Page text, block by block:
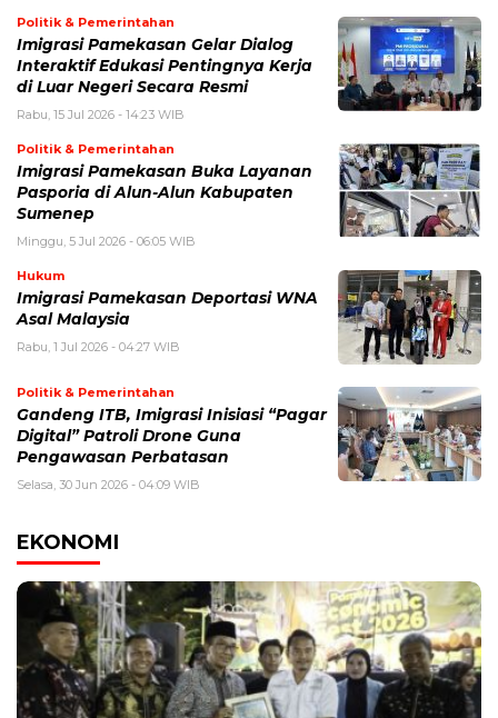
Politik & Pemerintahan
Imigrasi Pamekasan Gelar Dialog
Interaktif Edukasi Pentingnya Kerja
di Luar Negeri Secara Resmi
Rabu, 15 Jul 2026 - 14:23 WIB
Politik & Pemerintahan
Imigrasi Pamekasan Buka Layanan
Pasporia di Alun-Alun Kabupaten
Sumenep
Minggu, 5 Jul 2026 - 06:05 WIB
Hukum
Imigrasi Pamekasan Deportasi WNA
Asal Malaysia
Rabu, 1 Jul 2026 - 04:27 WIB
Politik & Pemerintahan
Gandeng ITB, Imigrasi Inisiasi “Pagar
Digital” Patroli Drone Guna
Pengawasan Perbatasan
Selasa, 30 Jun 2026 - 04:09 WIB
EKONOMI